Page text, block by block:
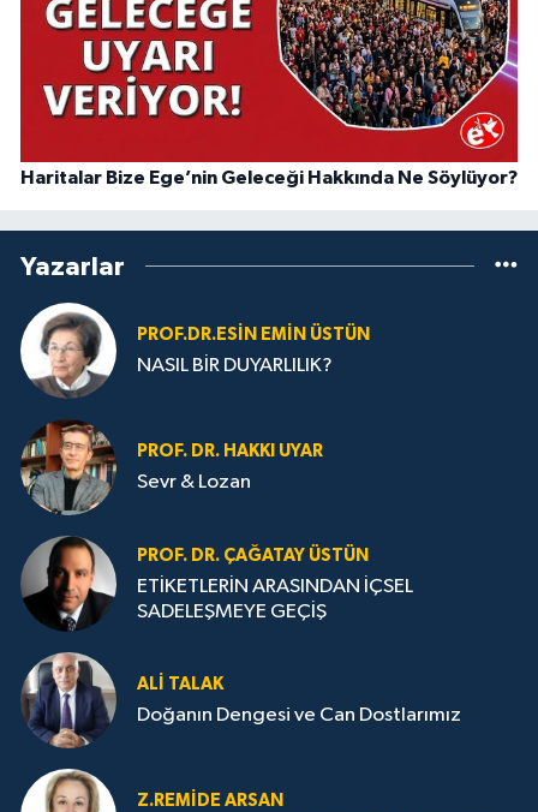
Haritalar Bize Ege’nin Geleceği Hakkında Ne Söylüyor?
Yazarlar
PROF.DR.ESIN EMIN ÜSTÜN
NASIL BİR DUYARLILIK?
PROF. DR. HAKKI UYAR
Sevr & Lozan
PROF. DR. ÇAĞATAY ÜSTÜN
ETİKETLERİN ARASINDAN İÇSEL
SADELEŞMEYE GEÇİŞ
ALI TALAK
Doğanın Dengesi ve Can Dostlarımız
Z.REMIDE ARSAN